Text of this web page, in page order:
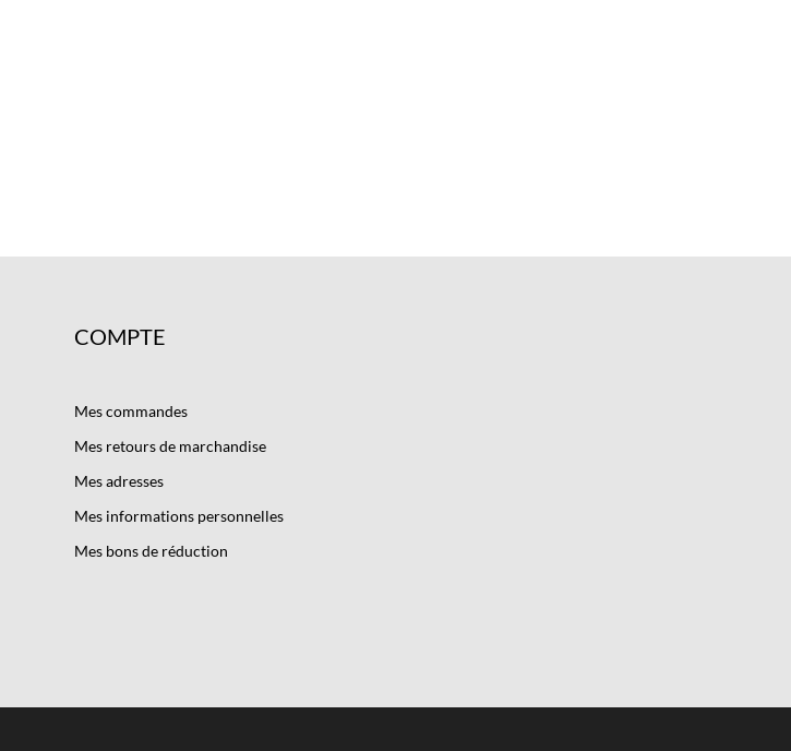
COMPTE
Mes commandes
Mes retours de marchandise
Mes adresses
Mes informations personnelles
Mes bons de réduction